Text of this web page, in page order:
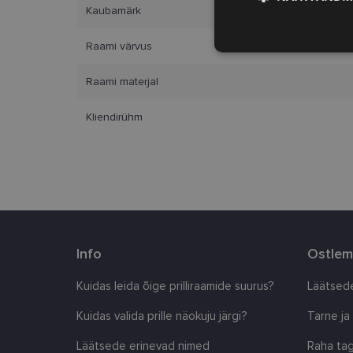
Kaubamärk
Raami värvus
Raami materjal
Kliendirühm
Info
Kuidas leida õige prilliraamide suurus?
Kuidas valida prille näokuju järgi?
Läätsede erinevad nimed
Tarne ja
Raha
country_ok